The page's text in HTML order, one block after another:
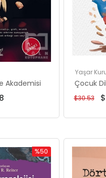
Akademisi
Yaşar
Çocuk
$30.53
%50
İndirim